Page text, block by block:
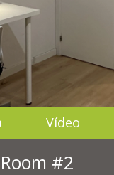
Vídeo
#2